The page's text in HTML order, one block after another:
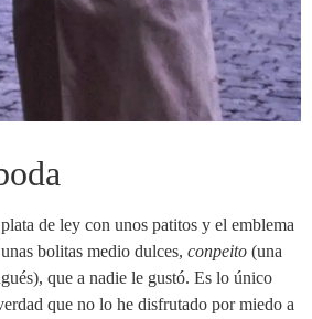
de ley con unos patitos y el emblema
bolitas medio dulces, conpeito (una
que a nadie le gustó. Es lo único
que no lo he disfrutado por miedo a